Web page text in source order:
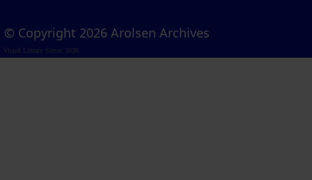
© Copyright 2026 Arolsen Archives
Visual Library Server 2026